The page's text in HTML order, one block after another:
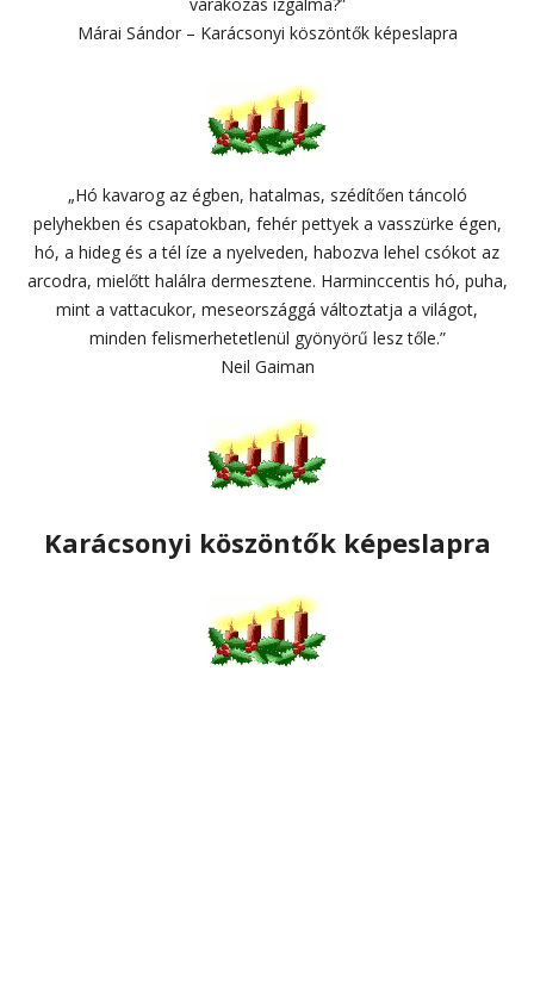
Márai Sándor – Karácsonyi köszöntők képeslapra
„Hó kavarog az égben, hatalmas, szédítően táncoló
pelyhekben és csapatokban, fehér pettyek a vasszürke égen,
hó, a hideg és a tél íze a nyelveden, habozva lehel csókot az
arcodra, mielőtt halálra dermesztene. Harminccentis hó, puha,
mint a vattacukor, meseországgá változtatja a világot,
minden felismerhetetlenül gyönyörű lesz tőle.”
Neil Gaiman
Karácsonyi köszöntők képeslapra